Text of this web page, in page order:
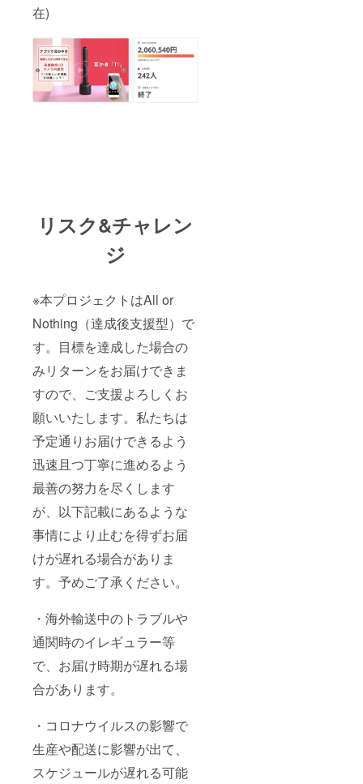
在)
リスク&チャレン
ジ
※本プロジェクトはAll or
Nothing（達成後支援型）で
す。目標を達成した場合の
みリターンをお届けできま
すので、ご支援よろしくお
願いいたします。私たちは
予定通りお届けできるよう
迅速且つ丁寧に進めるよう
最善の努力を尽くします
が、以下記載にあるような
事情により止むを得ずお届
けが遅れる場合がありま
す。予めご了承ください。
・海外輸送中のトラブルや
通関時のイレギュラー等
で、お届け時期が遅れる場
合があります。
・コロナウイルスの影響で
生産や配送に影響が出て、
スケジュールが遅れる可能